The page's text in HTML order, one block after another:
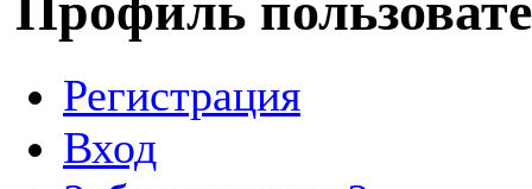
Регистрация
Вход